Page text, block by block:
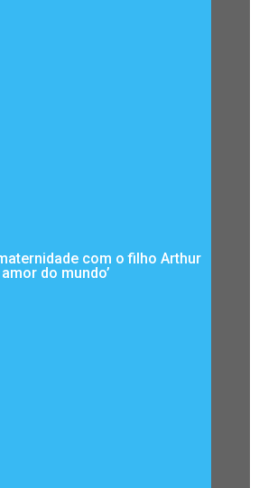
com o filho Arthur
do mundo’